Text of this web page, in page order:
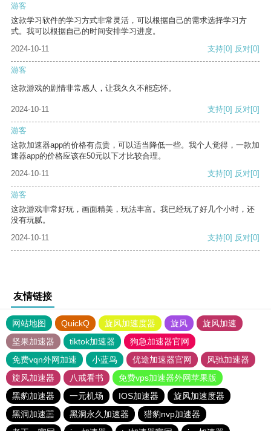
游客
这款学习软件的学习方式非常灵活，可以根据自己的需求选择学习方
式。我可以根据自己的时间安排学习进度。
2024-10-11
支持[0] 反对[0]
游客
这款游戏的剧情非常感人，让我久久不能忘怀。
2024-10-11 支持[0] 反对[0]
游客
这款加速器app的价格有点贵，可以适当降低一些。我个人觉得，一款加
速器app的价格应该在50元以下才比较合理。
2024-10-11
支持[0] 反对[0]
游客
这款游戏非常好玩，画面精美，玩法丰富。我已经玩了好几个小时，还
没有玩腻。
2024-10-11
支持[0] 反对[0]
友情链接
网站地图 QuickQ 旋风加速度器 旋风
旋风加速
坚果加速器
tiktok加速器
狗急加速器官网
免费vqn外网加速
小蓝鸟 优途加速器官网
风驰加速器
旋风加速器
八戒看书
免费vps加速器外网苹果版
黑豹加速器
一元机场 IOS加速器
旋风加速度器
黑洞加速噐
黑洞永久加速器
猎豹nvp加速器